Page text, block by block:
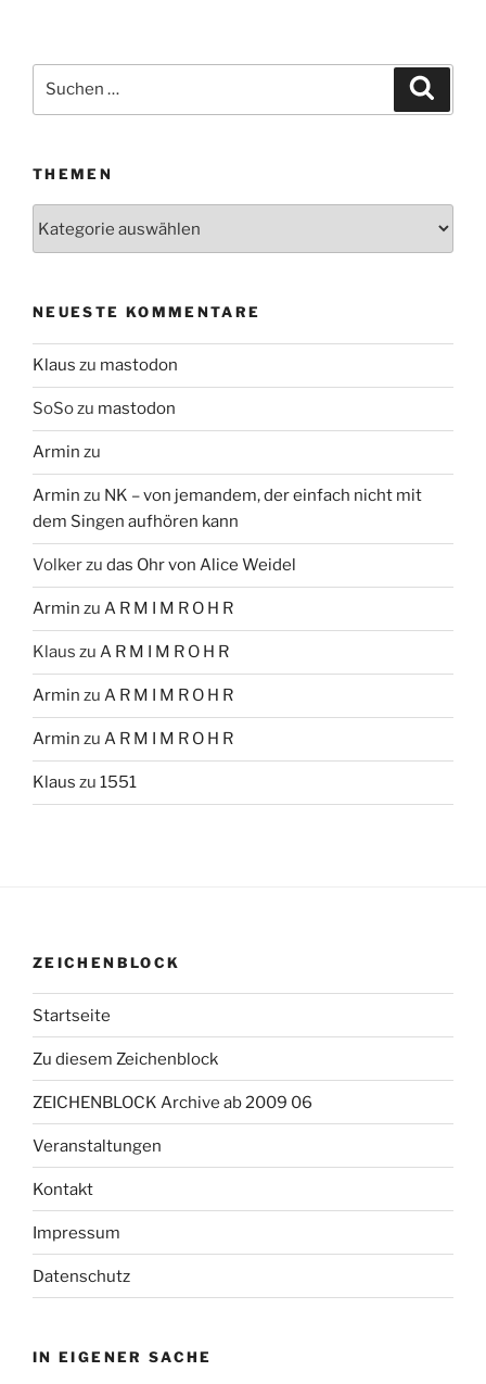
Suchen
THEMEN
NEUESTE KOMMENTARE
Klaus zu mastodon
SoSozu mastodon
Armin zu
Armin zu NK – von jemandem, der einfach nicht mit
dem Singen aufhören kann
Volkerzu das Ohr von Alice Weidel
Armin zu A R M I M R O H R
Klaus zu A R M I M R O H R
Armin zu A R M I M R O H R
Armin zu A R M I M R O H R
Klaus zu 1551
ZEICHENBLOCK
Startseite
Zu diesem Zeichenblock
ZEICHENBLOCK Archive ab 2009 06
Veranstaltungen
Kontakt
Impressum
Datenschutz
IN EIGENER SACHE